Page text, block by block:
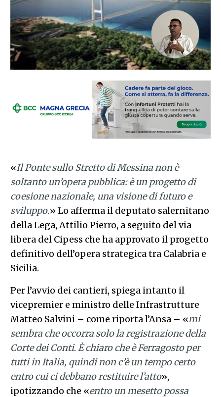
«Il Ponte sullo Stretto di Messina non è
soltanto un’opera pubblica: è un progetto di
coesione nazionale, una visione di futuro e
sviluppo.» Lo afferma il deputato salernitano
della Lega, Attilio Pierro, a seguito del via
libera del Cipess che ha approvato il progetto
definitivo dell’opera strategica tra Calabria e
Sicilia.
Per l’avvio dei cantieri, spiega intanto il
vicepremier e ministro delle Infrastrutture
Matteo Salvini – come riporta l’Ansa – «mi
sembra che occorra solo la registrazione della
Corte dei Conti. È chiaro che è Ferragosto per
tutti in Italia, quindi non c’è un tempo certo
entro cui ci debbano restituire l’atto»,
ipotizzando che «entro un mesetto possa